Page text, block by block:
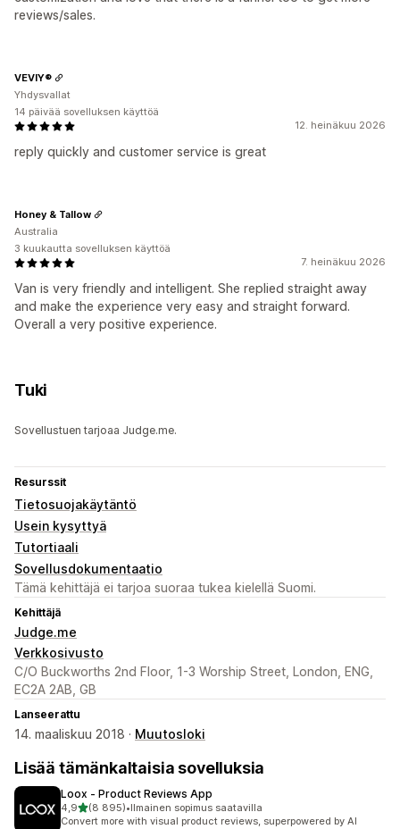
reviews/sales.
12. heinäkuu 2026
reply quickly and customer service is great
VEVIY®
Yhdysvallat
14 päivää sovelluksen käyttöä
7. heinäkuu 2026
Van is very friendly and intelligent. She replied straight away
and make the experience very easy and straight forward.
Overall a very positive experience.
Honey & Tallow
Australia
3 kuukautta sovelluksen käyttöä
Tuki
Sovellustuen tarjoaa Judge.me.
Resurssit
Tietosuojakäytäntö
Usein kysyttyä
Tutortiaali
Sovellusdokumentaatio
Tämä kehittäjä ei tarjoa suoraa tukea kielellä Suomi.
Kehittäjä
Judge.me
Verkkosivusto
C/O Buckworths 2nd Floor, 1-3 Worship Street, London, ENG,
EC2A 2AB, GB
Lanseerattu
14. maaliskuu 2018 · Muutosloki
Lisää tämänkaltaisia sovelluksia
Loox ‑ Product Reviews App
4,9/ 5 tähteä
(8 895)
8895 arvostelua yhteensä
•Ilmainen sopimus saatavilla
Convert more with visual product reviews, superpowered by AI